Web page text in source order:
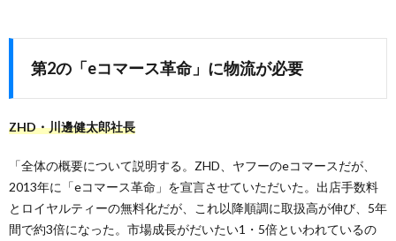
第2の「eコマース革命」に物流が必要
ZHD・川邊健太郎社長
「全体の概要について説明する。ZHD、ヤフーのeコマースだが、
2013年に「eコマース革命」を宣言させていただいた。出店手数料
とロイヤルティーの無料化だが、これ以降順調に取扱高が伸び、5年
間で約3倍になった。市場成長がだいたい1・5倍といわれているの